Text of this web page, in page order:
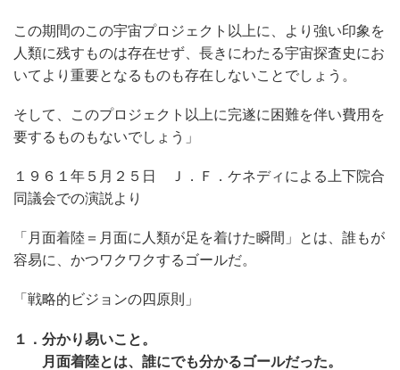
この期間のこの宇宙プロジェクト以上に、より強い印象を
人類に残すものは存在せず、長きにわたる宇宙探査史にお
いてより重要となるものも存在しないことでしょう。
そして、このプロジェクト以上に完遂に困難を伴い費用を
要するものもないでしょう」
１９６１年５月２５日 Ｊ．Ｆ．ケネディによる上下院合
同議会での演説より
「月面着陸＝月面に人類が足を着けた瞬間」とは、誰もが
容易に、かつワクワクするゴールだ。
「戦略的ビジョンの四原則」
１．分かり易いこと。
月面着陸とは、誰にでも分かるゴールだった。